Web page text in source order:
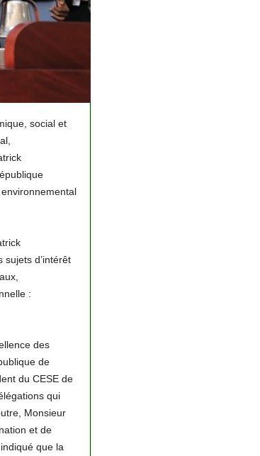
social et
sujets d’intérêt
:
des
de
du CESE de
qui
Monsieur
et de
que la